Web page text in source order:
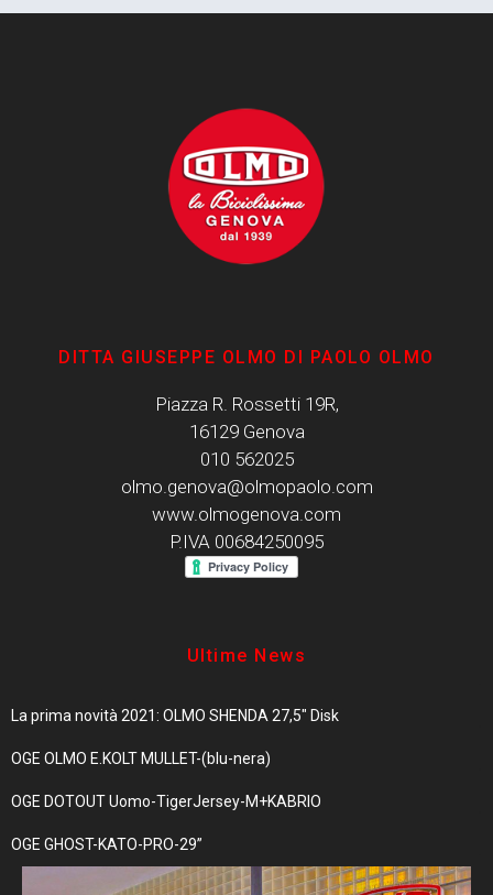
DITTA GIUSEPPE OLMO DI PAOLO OLMO
Piazza R. Rossetti 19R,
16129 Genova
010 562025
olmo.genova@olmopaolo.com
www.olmogenova.com
P.IVA 00684250095
Ultime News
La prima novità 2021: OLMO SHENDA 27,5″ Disk
OGE OLMO E.KOLT MULLET-(blu-nera)
OGE DOTOUT Uomo-TigerJersey-M+KABRIO
OGE GHOST-KATO-PRO-29”